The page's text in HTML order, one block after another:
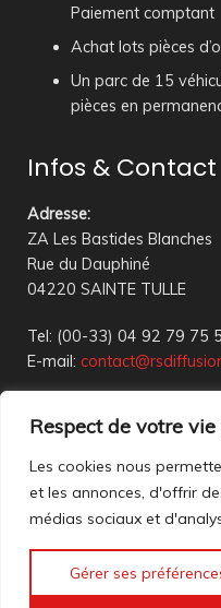
Respect de votre
Les cookies nous
et les annonces, d'offrir
médias sociaux et
Gérer ses
Paiement comptant
Achat lots pièces
Un parc de 15
pièces en
Infos & Contact
Adresse:
ZA Les Bastides Blanches
Rue du Dauphiné
04220 SAINTE TULLE
Tel: (00-33) 04 92 79 75
E-mail:
18h00
Réception en magasin sur